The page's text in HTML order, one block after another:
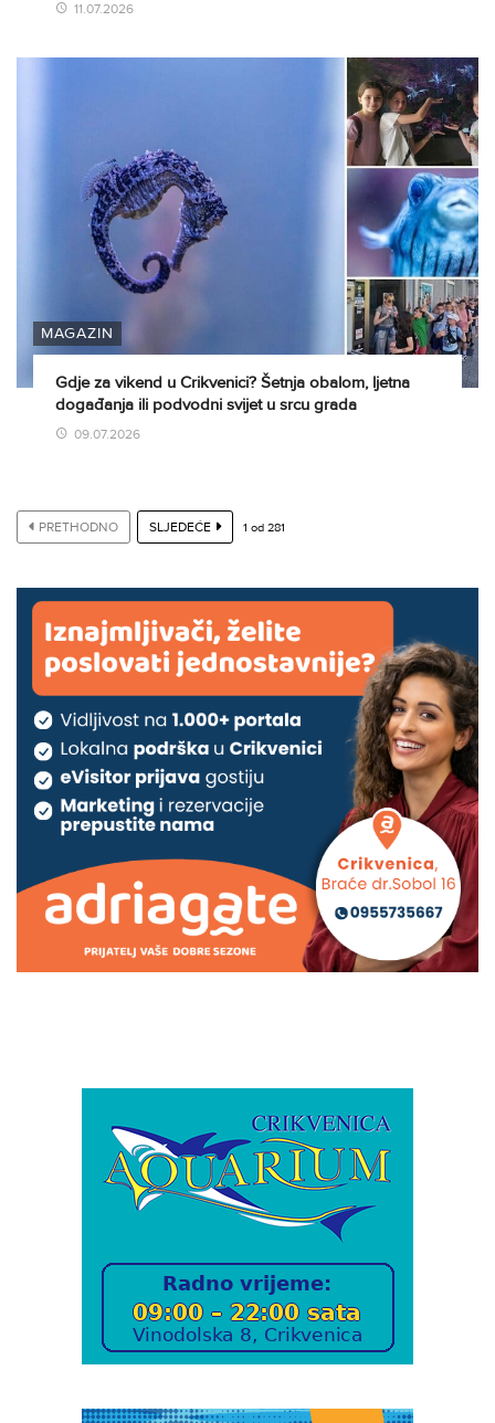
11.07.2026
MAGAZIN
Gdje za vikend u Crikvenici? Šetnja obalom, ljetna
događanja ili podvodni svijet u srcu grada
09.07.2026
PRETHODNO SLJEDEĆE 1 od 281